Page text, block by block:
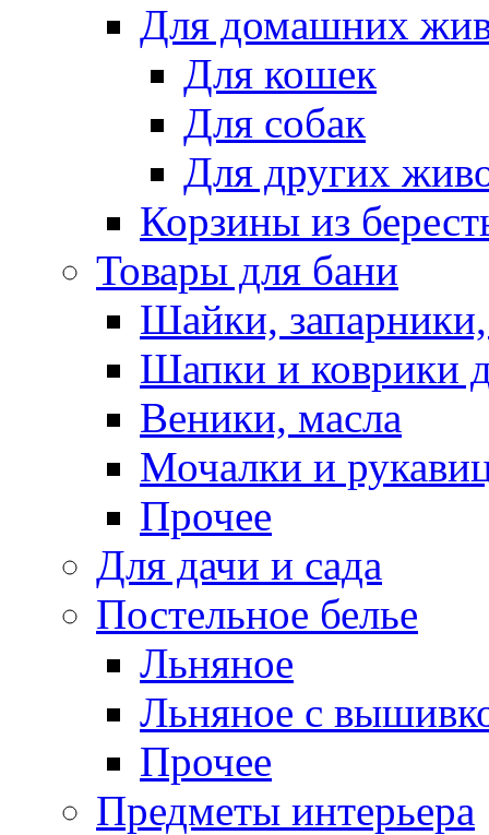
Для домашних
Для кошек
Для собак
Для других
Корзины из
Товары для бани
Шайки,
Шапки и коврики
Веники, масла
Мочалки и
Прочее
Для дачи и сада
Постельное белье
Льняное
Льняное с
Прочее
Предметы интерьера